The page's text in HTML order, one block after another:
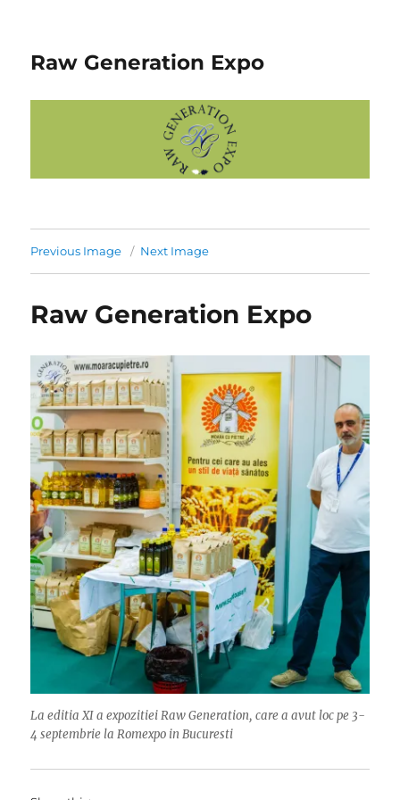
Raw Generation Expo
Previous Image Next Image
Raw Generation Expo
La editia XI a expozitiei Raw Generation, care a avut loc pe 3-
4 septembrie la Romexpo in Bucuresti